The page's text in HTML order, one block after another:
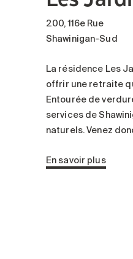
200, 116e Rue
Shawinigan-Sud
La résidence Les
offrir une retraite
Entourée de
services de
naturels. Venez
En savoir plus